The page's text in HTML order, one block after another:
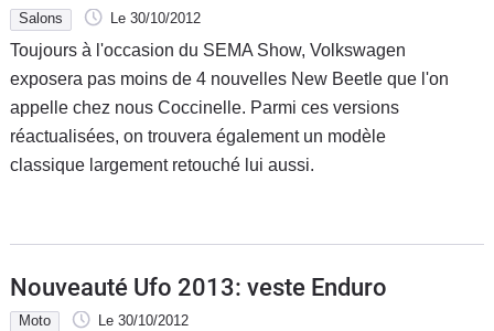
Salons Le 30/10/2012
Toujours à l'occasion du SEMA Show, Volkswagen
exposera pas moins de 4 nouvelles New Beetle que l'on
appelle chez nous Coccinelle. Parmi ces versions
réactualisées, on trouvera également un modèle
classique largement retouché lui aussi.
Nouveauté Ufo 2013: veste Enduro
Moto Le 30/10/2012